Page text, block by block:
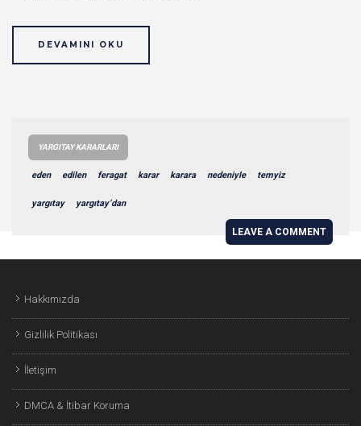
DEVAMINI OKU
YARGITAY KARARLARI
eden edilen feragat karar karara nedeniyle temyiz
yargıtay yargıtay’dan
LEAVE A COMMENT
Hakkımızda
Gizlilik Politikası
İletişim
DMCA & İtibar Koruma